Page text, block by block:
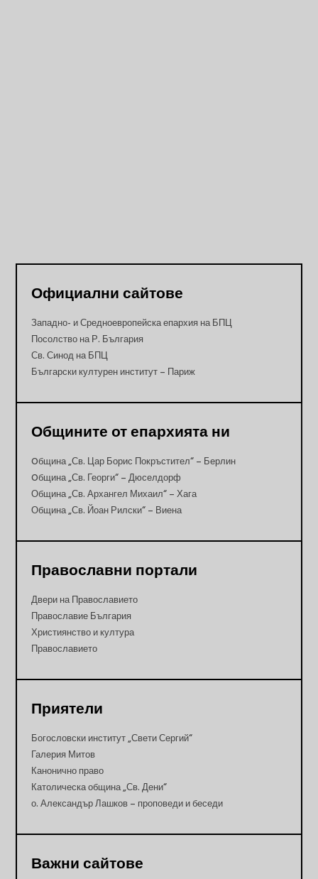
Официални сайтове
Западно- и Средноевропейска епархия на БПЦ
Посолство на Р. България
Св. Синод на БПЦ
Български културен институт – Париж
Общините от епархията ни
Oбщина „Св. Цар Борис Покръстител“ – Берлин
Oбщина „Св. Георги“ – Дюселдорф
Община „Св. Архангел Михаил“ – Хага
Община „Св. Йоан Рилски“ – Виена
Православни портали
Двери на Православието
Православие България
Християнство и култура
Православието
Приятели
Богословски институт „Свети Сергий“
Галерия Митов
Канонично право
Католическа община „Св. Дени“
о. Александър Лашков – проповеди и беседи
Важни сайтове